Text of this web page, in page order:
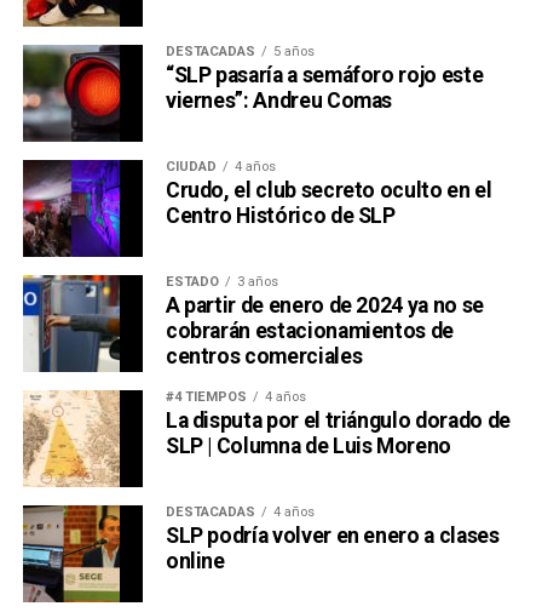
DESTACADAS 5 años
“SLP pasaría a semáforo rojo este
viernes”: Andreu Comas
CIUDAD 4 años
Crudo, el club secreto oculto en el
Centro Histórico de SLP
ESTADO 3 años
A partir de enero de 2024 ya no se
cobrarán estacionamientos de
centros comerciales
#4 TIEMPOS 4 años
La disputa por el triángulo dorado de
SLP | Columna de Luis Moreno
DESTACADAS 4 años
SLP podría volver en enero a clases
online